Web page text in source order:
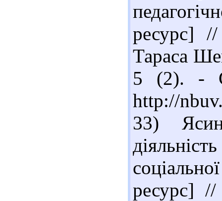
ресурс]
Тараса
5 (2). -
http://
33)
ресурс] //